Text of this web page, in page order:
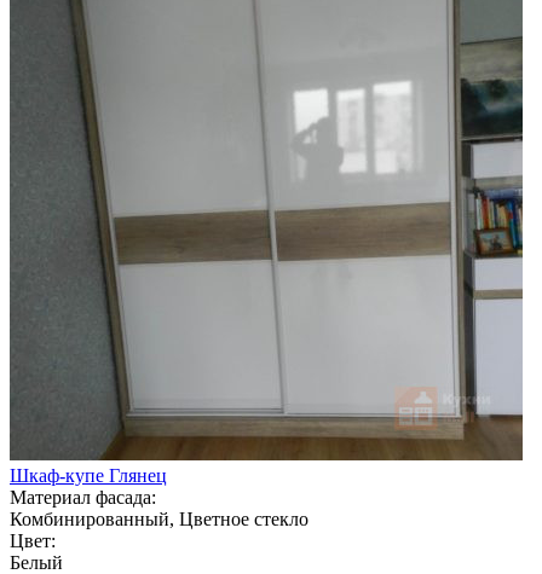
Шкаф-купе Глянец
Материал фасада:
Комбинированный, Цветное стекло
Цвет:
Белый